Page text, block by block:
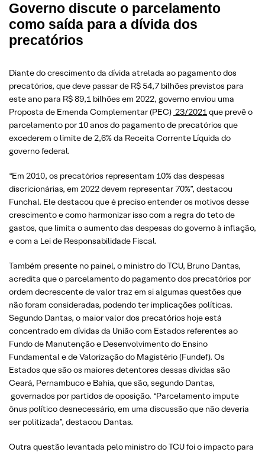
Governo discute o parcelamento
como saída para a dívida dos
precatórios
Diante do crescimento da dívida atrelada ao pagamento dos
precatórios, que deve passar de R$ 54,7 bilhões previstos para
este ano para R$ 89,1 bilhões em 2022, governo enviou uma
Proposta de Emenda Complementar (PEC) 23/2021que prevê o
parcelamento por 10 anos do pagamento de precatórios que
excederem o limite de 2,6% da Receita Corrente Líquida do
governo federal.
“Em 2010, os precatórios representam 10% das despesas
discricionárias, em 2022 devem representar 70%”, destacou
Funchal. Ele destacou que é preciso entender os motivos desse
crescimento e como harmonizar isso com a regra do teto de
gastos, que limita o aumento das despesas do governo à inflação,
e com a Lei de Responsabilidade Fiscal.
Também presente no painel, o ministro do TCU, Bruno Dantas,
acredita que o parcelamento do pagamento dos precatórios por
ordem decrescente de valor traz em si algumas questões que
não foram consideradas, podendo ter implicações políticas.
Segundo Dantas, o maior valor dos precatórios hoje está
concentrado em dívidas da União com Estados referentes ao
Fundo de Manutenção e Desenvolvimento do Ensino
Fundamental e de Valorização do Magistério (Fundef). Os
Estados que são os maiores detentores dessas dívidas são
Ceará, Pernambuco e Bahia, que são, segundo Dantas,
governados por partidos de oposição. “Parcelamento impute
ônus político desnecessário, em uma discussão que não deveria
ser politizada”, destacou Dantas.
Outra questão levantada pelo ministro do TCU foi o impacto para